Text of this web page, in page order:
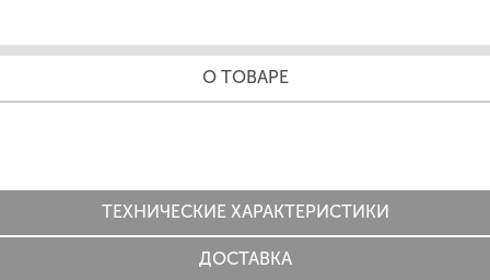
О ТОВАРЕ
ТЕХНИЧЕСКИЕ ХАРАКТЕРИСТИКИ
ДОСТАВКА